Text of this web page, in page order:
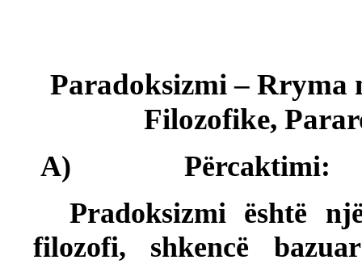
Paradoksizmi – Rryma
Filozofike,
A)
Përcaktimi:
Pradoksizmi është
filozofi, shkencë